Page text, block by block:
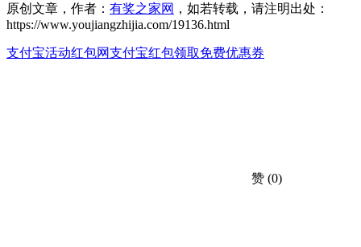
原创文章，作者： 有奖之家网 ，如若转载，请注明出处：
https://www.youjiangzhijia.com/19136.html
支付宝活动红包网支付宝红包领取免费优惠券
赞 (0)